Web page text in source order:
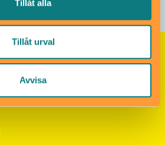
Tillåt alla
Tillåt urval
Avvisanyhetsbrev och få
roligheter!